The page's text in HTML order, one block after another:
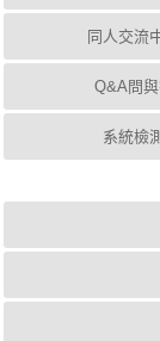
同人交流
Q&A問
系統檢測